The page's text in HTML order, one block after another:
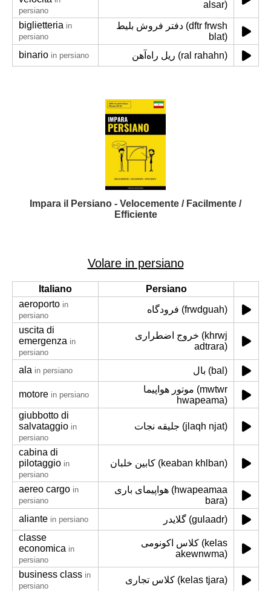
persiano
alsar)
biglietteria in
persiano
دفتر فروش بلیط (dftr frwsh
blat)
binario in persiano ریل راه‌آهن (ral rah‌ahn)
Impara il Persiano - Velocemente / Facilmente /
Efficiente
Volare in persiano
Italiano
Persiano
aeroporto in
persiano
فرودگاه (frwdguah)
uscita di
emergenza in
persiano
خروج اضطراری (khrwj
adtrara)
ala in persiano بال (bal)
motore in persiano
موتور هواپیما (mwtwr
hwapeama)
giubbotto di
salvataggio in
persiano
جلیقه نجات (jlaqh njat)
cabina di
pilotaggio in
persiano
کابین خلبان (keaban khlban)
aereo cargo in
persiano
هواپیمای باری (hwapeamaa
bara)
aliante in persiano
گلایدر (gulaadr)
classe
economica in
persiano
کلاس اکونومی (kelas
akewnwma)
business class in
persiano
کلاس تجاری (kelas tjara)